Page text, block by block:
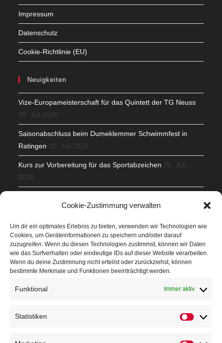
Cookie-Zustimmung verwalten
Um dir ein optimales Erlebnis zu bieten, verwenden wir Technologien wie
Cookies, um Geräteinformationen zu speichern und/oder darauf
zuzugreifen. Wenn du diesen Technologien zustimmst, können wir Daten
wie das Surfverhalten oder eindeutige IDs auf dieser Website verarbeiten.
Wenn du deine Zustimmung nicht erteilst oder zurückziehst, können
bestimmte Merkmale und Funktionen beeinträchtigt werden.
Funktional Immer aktiv
Statistiken
Impressum
Datenschutz
Cookie-Richtlinie (EU)
Neuigkeiten
Vize-Europameisterschaft für das Quintett der TG Neuss
28. Juli 2026
Saisonabschluss beim Dumeklemmer Schwimmfest in
Ratingen 20. Juli 2026
Kurs zur Vorbereitung für das Sportabzeichen 20. Juli
2026
Veranstaltungen
Höffner Run
Schnuppertag
Kindersportfest